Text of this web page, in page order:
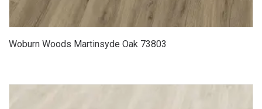
Woburn Woods Martinsyde Oak 73803